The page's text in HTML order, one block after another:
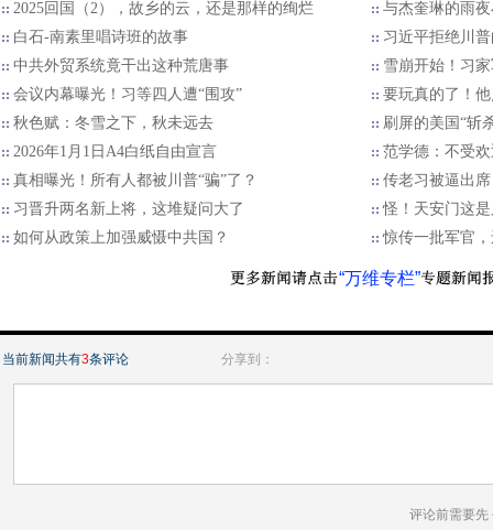
2025回国（2），故乡的云，还是那样的绚烂
与杰奎琳的雨
白石-南素里唱诗班的故事
习近平拒绝川普
中共外贸系统竟干出这种荒唐事
雪崩开始！习
会议内幕曝光！习等四人遭“围攻”
要玩真的了！
秋色赋：冬雪之下，秋未远去
刷屏的美国“斩
2026年1月1日A4白纸自由宣言
范学德：不受
真相曝光！所有人都被川普“骗”了？
传老习被逼出
习晋升两名新上将，这堆疑问大了
怪！天安门这
如何从政策上加强威慑中共国？
惊传一批军官
“万维专栏”
当前新闻共有3条评论 分享到：
评论前需要先